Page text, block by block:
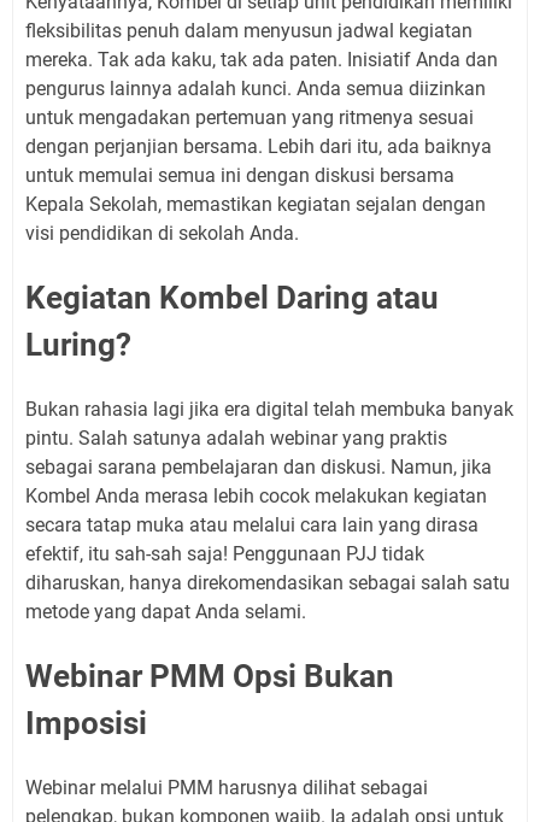
fleksibilitas penuh dalam menyusun jadwal kegiatan
mereka. Tak ada kaku, tak ada paten. Inisiatif Anda dan
pengurus lainnya adalah kunci. Anda semua diizinkan
untuk mengadakan pertemuan yang ritmenya sesuai
dengan perjanjian bersama. Lebih dari itu, ada baiknya
untuk memulai semua ini dengan diskusi bersama
Kepala Sekolah, memastikan kegiatan sejalan dengan
visi pendidikan di sekolah Anda.
Kegiatan Kombel Daring atau
Luring?
Bukan rahasia lagi jika era digital telah membuka banyak
pintu. Salah satunya adalah webinar yang praktis
sebagai sarana pembelajaran dan diskusi. Namun, jika
Kombel Anda merasa lebih cocok melakukan kegiatan
secara tatap muka atau melalui cara lain yang dirasa
efektif, itu sah-sah saja! Penggunaan PJJ tidak
diharuskan, hanya direkomendasikan sebagai salah satu
metode yang dapat Anda selami.
Webinar PMM Opsi Bukan
Imposisi
Webinar melalui PMM harusnya dilihat sebagai
pelengkap, bukan komponen wajib. Ia adalah opsi untuk